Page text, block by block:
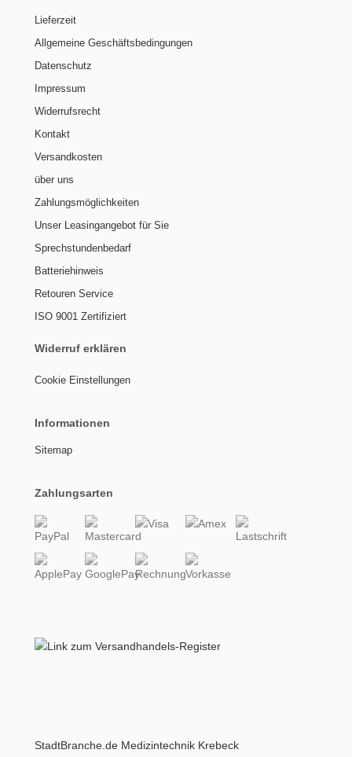
Lieferzeit
Allgemeine Geschäftsbedingungen
Datenschutz
Impressum
Widerrufsrecht
Kontakt
Versandkosten
über uns
Zahlungsmöglichkeiten
Unser Leasingangebot für Sie
Sprechstundenbedarf
Batteriehinweis
Retouren Service
ISO 9001 Zertifiziert
Widerruf erklären
Cookie Einstellungen
Informationen
Sitemap
Zahlungsarten
StadtBranche.de Medizintechnik Krebeck